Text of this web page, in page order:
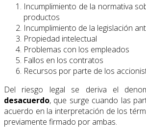
Incumplimiento de la normativa
productos
Incumplimiento de la legislación
Propiedad intelectual
Problemas con los empleados
Fallos en los contratos
Recursos por parte de los
Del riesgo legal se deriva el
desacuerdo, que surge cuando las
acuerdo en la interpretación de los
previamente firmado por ambas.